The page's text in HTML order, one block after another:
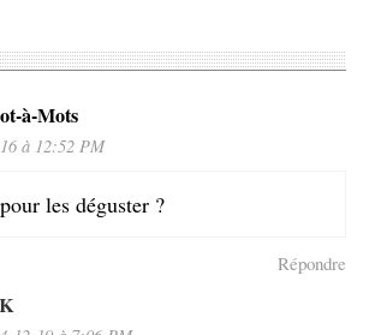
à-Mots
à 12:52 PM
les déguster ?
Répondre